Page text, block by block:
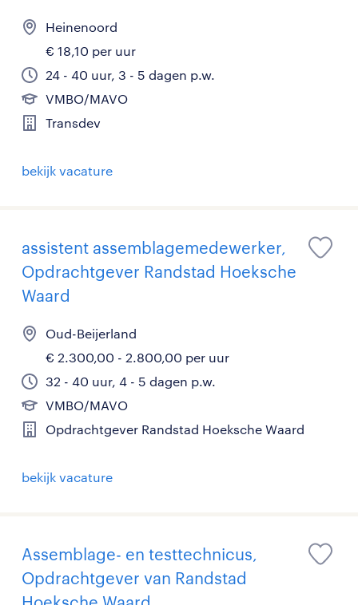
Heinenoord
€ 18,10 per uur
24 - 40 uur, 3 - 5 dagen p.w.
VMBO/MAVO
Transdev
bekijk vacature
assistent assemblagemedewerker,
Opdrachtgever Randstad Hoeksche
Waard
Oud-Beijerland
€ 2.300,00 - 2.800,00 per uur
32 - 40 uur, 4 - 5 dagen p.w.
VMBO/MAVO
Opdrachtgever Randstad Hoeksche Waard
bekijk vacature
Assemblage- en testtechnicus,
Opdrachtgever van Randstad